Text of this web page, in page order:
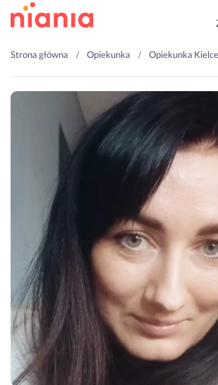
Strona główna Opiekunka Opiekunka Kielce